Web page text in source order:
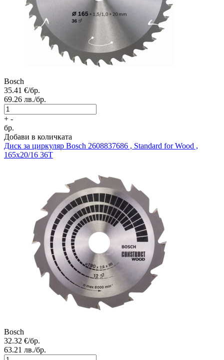
Bosch
35.41 €/бр.
69.26 лв./бр.
+ -
бр.
Добави в количката
Диск за циркуляр Bosch 2608837686 , Standard for Wood ,
165x20/16 36T
Bosch
32.32 €/бр.
63.21 лв./бр.